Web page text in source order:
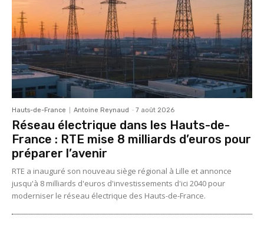
Hauts-de-France Antoine Reynaud - 7 août 2026
Réseau électrique dans les Hauts-de-
France : RTE mise 8 milliards d’euros pour
préparer l’avenir
RTE a inauguré son nouveau siège régional à Lille et annonce
jusqu'à 8 milliards d'euros d'investissements d'ici 2040 pour
moderniser le réseau électrique des Hauts-de-France.